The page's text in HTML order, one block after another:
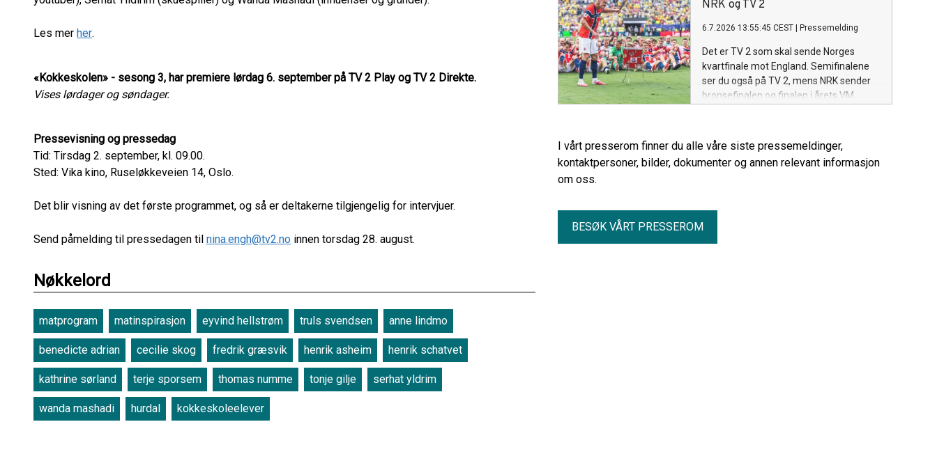
Les mer her.
«Kokkeskolen» - sesong 3, har premiere lørdag 6. september på TV 2 Play og TV 2 Direkte.
Vises lørdager og søndager.
Pressevisning og pressedag
Tid: Tirsdag 2. september, kl. 09.00.
Sted: Vika kino, Ruseløkkeveien 14, Oslo.
Det blir visning av det første programmet, og så er deltakerne tilgjengelig for intervjuer.
Send påmelding til pressedagen til nina.engh@tv2.no innen torsdag 28. august.
Nøkkelord
matprogram matinspirasjon eyvind hellstrøm truls svendsen anne lindmo
benedicte adrian cecilie skog fredrik græsvik henrik asheim henrik schatvet
kathrine sørland terje sporsem thomas numme tonje gilje serhat yldrim
wanda mashadi hurdal kokkeskoleelever
NRK og TV 2
6.7.2026 13:55:45 CEST Pressemelding
Det er TV 2 som skal sende Norges
kvartfinale mot England. Semifinalene
ser du også på TV 2, mens NRK sender
bronsefinalen og finalen i årets VM.
I vårt presserom finner du alle våre siste pressemeldinger,
kontaktpersoner, bilder, dokumenter og annen relevant informasjon
om oss.
BESØK VÅRT PRESSEROM